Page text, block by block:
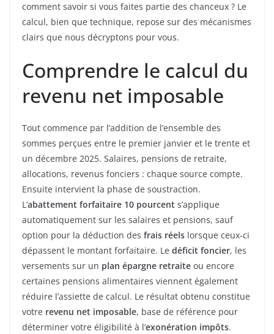
comment savoir si vous faites partie des chanceux ? Le
calcul, bien que technique, repose sur des mécanismes
clairs que nous décryptons pour vous.
Comprendre le calcul du
revenu net imposable
Tout commence par l’addition de l’ensemble des
sommes perçues entre le premier janvier et le trente et
un décembre 2025. Salaires, pensions de retraite,
allocations, revenus fonciers : chaque source compte.
Ensuite intervient la phase de soustraction.
L’abattement forfaitaire 10 pourcent s’applique
automatiquement sur les salaires et pensions, sauf
option pour la déduction des frais réels lorsque ceux-ci
dépassent le montant forfaitaire. Le déficit foncier, les
versements sur un plan épargne retraite ou encore
certaines pensions alimentaires viennent également
réduire l’assiette de calcul. Le résultat obtenu constitue
votre revenu net imposable, base de référence pour
déterminer votre éligibilité à l’exonération impôts.